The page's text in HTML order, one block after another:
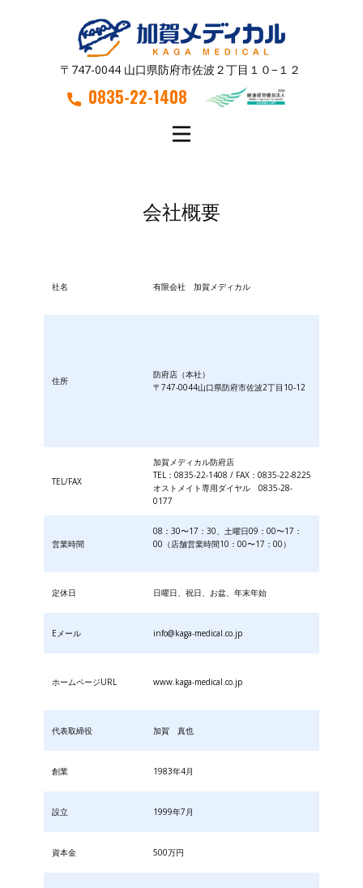
〒747-0044 山口県防府市佐波２丁目１０−１２
0835-22-1408
会社概要
社名 有限会社 加賀メディカル
住所
防府店（本社）
〒747-0044山口県防府市佐波2丁目10-12
TEL/FAX
加賀メディカル防府店
TEL：0835-22-1408 / FAX：0835-22-8225
オストメイト専用ダイヤル 0835-28-
0177
営業時間
08：30〜17：30、土曜日09：00〜17：
00（店舗営業時間10：00〜17：00）
定休日 日曜日、祝日、お盆、年末年始
Eメール info@kaga-medical.co.jp
ホームページURL www.kaga-medical.co.jp
代表取締役 加賀 真也
創業 1983年4月
設立 1999年7月
資本金 500万円